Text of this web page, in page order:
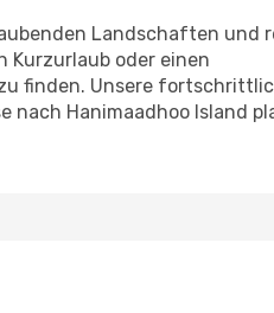
Landschaften und
Kurzurlaub oder einen
finden. Unsere
nach Hanimaadhoo Island